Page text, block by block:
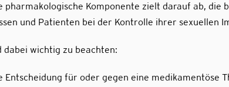
pharmakologische Komponente zielt darauf ab, die
und Patienten bei der Kontrolle ihrer sexuellen
dabei wichtig zu beachten:
Entscheidung für oder gegen eine medikamentöse